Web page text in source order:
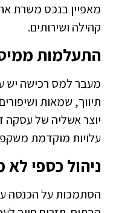
מאפיין בנכס משרת
קהילה ושירותים.
התעלמות
מעבר למס רכישה יש
תיווך, שמאות
יוצר אשליה של עסקה
עלויות מוקדמת
ניהול כספי
הסתמכות על הכנסה